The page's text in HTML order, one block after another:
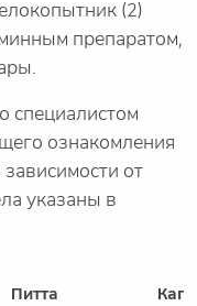
(2)
препаратом,
специалистом
ознакомления
от
указаны в
Питта